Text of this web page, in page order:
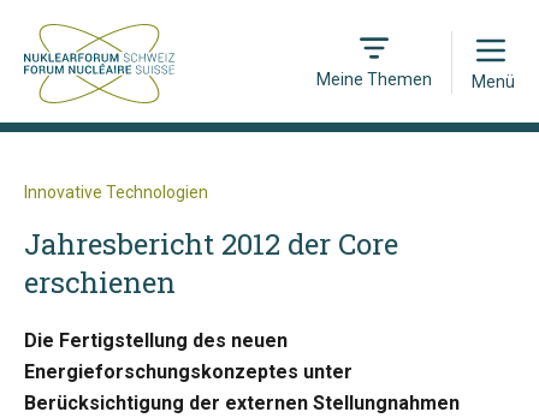
Meine Themen
Open
Menü
Innovative Technologien
Jahresbericht 2012 der Core
erschienen
Die Fertigstellung des neuen
Energieforschungskonzeptes unter
Berücksichtigung der externen Stellungnahmen